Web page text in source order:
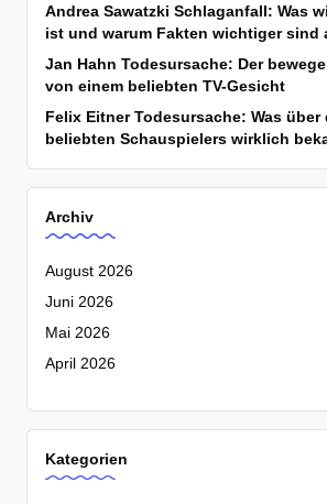
Andrea Sawatzki Schlaganfall: Was
ist und warum Fakten wichtiger sind
Jan Hahn Todesursache: Der
von einem beliebten TV-Gesicht
Felix Eitner Todesursache: Was über
beliebten Schauspielers wirklich
Archiv
August 2026
Juni 2026
Mai 2026
April 2026
Kategorien